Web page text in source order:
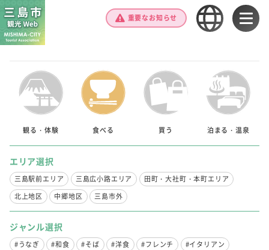
重要なお知らせ
観る・体験 食べる 買う 泊まる・温泉
エリア選択
三島駅前エリア 三島広小路エリア
田町・大社町・本町エリア
北上地区
中郷地区 三島市外
ジャンル選択
#うなぎ #和食 #そば #洋食 #フレンチ
#イタリアン